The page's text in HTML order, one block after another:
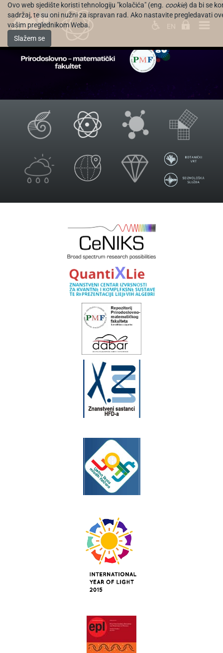
Ovo web sjedište koristi tehnologiju "kolačića" (eng. cookie) da bi se
sadržaj, te su oni nužni za ispravan rad. Ako nastavite pregledavati
vašim preglednikom Weba.
Slažem se
EN